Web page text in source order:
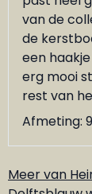
van de
de
een
erg mooi
rest van
Afmeting:
Meer van